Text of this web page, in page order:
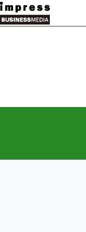
メ
イ
テ
に